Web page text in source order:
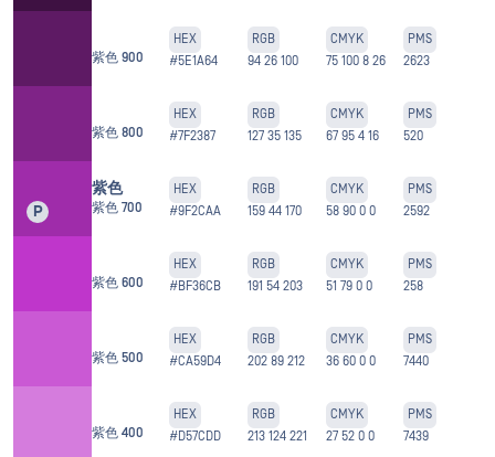
紫色 900
HEX
#5E1A64
RGB
94 26 100
CMYK
75 100 8 26
PMS
2623
紫色 800
HEX
#7F2387
RGB
127 35 135
CMYK
67 95 4 16
PMS
520
P
紫色
紫色 700
HEX
#9F2CAA
RGB
159 44 170
CMYK
58 90 0 0
PMS
2592
紫色 600
HEX
#BF36CB
RGB
191 54 203
CMYK
51 79 0 0
PMS
258
紫色 500
HEX
#CA59D4
RGB
202 89 212
CMYK
36 60 0 0
PMS
7440
紫色 400
HEX
#D57CDD
RGB
213 124 221
CMYK
27 52 0 0
PMS
7439